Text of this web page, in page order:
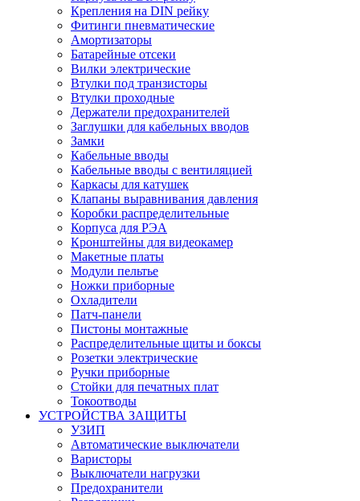
Крепления на DIN рейку
Фитинги пневматические
Амортизаторы
Батарейные отсеки
Вилки электрические
Втулки под транзисторы
Втулки проходные
Держатели предохранителей
Заглушки для кабельных вводов
Замки
Кабельные вводы
Кабельные вводы с вентиляцией
Каркасы для катушек
Клапаны выравнивания давления
Коробки распределительные
Корпуса для РЭА
Кронштейны для видеокамер
Макетные платы
Модули пельтье
Ножки приборные
Охладители
Патч-панели
Пистоны монтажные
Распределительные щиты и боксы
Розетки электрические
Ручки приборные
Стойки для печатных плат
Токоотводы
УСТРОЙСТВА ЗАЩИТЫ
УЗИП
Автоматические выключатели
Варисторы
Выключатели нагрузки
Предохранители